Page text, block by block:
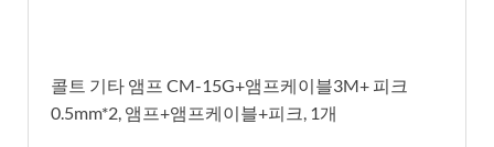
콜트 기타 앰프 CM-15G+앰프케이블3M+ 피크
0.5mm*2, 앰프+앰프케이블+피크, 1개